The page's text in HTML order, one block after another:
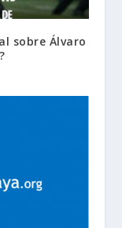
sobre Álvaro